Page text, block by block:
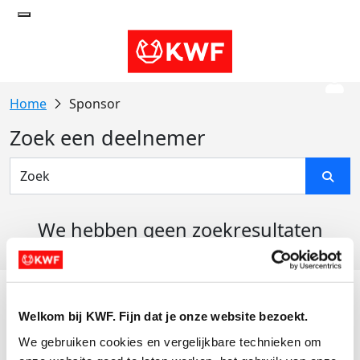
Welkom bij KWF. Fijn dat je onze website bezoekt.
We gebruiken cookies en vergelijkbare technieken om
Sponsor
Zoek een deelnemer
We hebben geen zoekresultaten
Actiematerialen
Evenementen